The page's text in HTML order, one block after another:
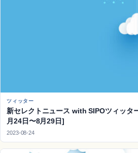
ツィッター
新セレクトニュース with SIPOツィッタ
月24日〜8月29日]
2023-08-24